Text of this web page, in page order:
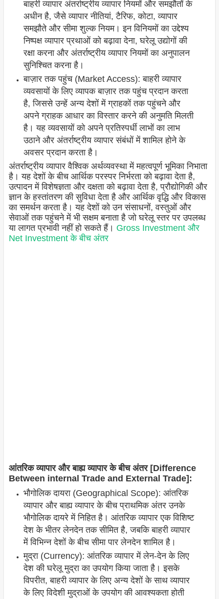
बाहरी व्यापार अंतर्राष्ट्रीय व्यापार नियमों और समझौतों के
अधीन है, जैसे व्यापार नीतियां, टैरिफ, कोटा, व्यापार
समझौते और सीमा शुल्क नियम। इन विनियमों का उद्देश्य
निष्पक्ष व्यापार प्रथाओं को बढ़ावा देना, घरेलू उद्योगों की
रक्षा करना और अंतर्राष्ट्रीय व्यापार नियमों का अनुपालन
सुनिश्चित करना है।
बाज़ार तक पहुंच (Market Access): बाहरी व्यापार
व्यवसायों के लिए व्यापक बाज़ार तक पहुंच प्रदान करता
है, जिससे उन्हें अन्य देशों में ग्राहकों तक पहुंचने और
अपने ग्राहक आधार का विस्तार करने की अनुमति मिलती
है। यह व्यवसायों को अपने प्रतिस्पर्धी लाभों का लाभ
उठाने और अंतर्राष्ट्रीय व्यापार संबंधों में शामिल होने के
अवसर प्रदान करता है।
अंतर्राष्ट्रीय व्यापार वैश्विक अर्थव्यवस्था में महत्वपूर्ण भूमिका निभाता
है। यह देशों के बीच आर्थिक परस्पर निर्भरता को बढ़ावा देता है,
उत्पादन में विशेषज्ञता और दक्षता को बढ़ावा देता है, प्रौद्योगिकी और
ज्ञान के हस्तांतरण की सुविधा देता है और आर्थिक वृद्धि और विकास
का समर्थन करता है। यह देशों को उन संसाधनों, वस्तुओं और
सेवाओं तक पहुंचने में भी सक्षम बनाता है जो घरेलू स्तर पर उपलब्ध
या लागत प्रभावी नहीं हो सकते हैं। Gross Investment और
Net Investment के बीच अंतर
आंतरिक व्यापार और बाह्य व्यापार के बीच अंतर [Difference
Between internal Trade and External Trade]:
भौगोलिक दायरा (Geographical Scope): आंतरिक
व्यापार और बाह्य व्यापार के बीच प्राथमिक अंतर उनके
भौगोलिक दायरे में निहित है। आंतरिक व्यापार एक विशिष्ट
देश के भीतर लेनदेन तक सीमित है, जबकि बाहरी व्यापार
में विभिन्न देशों के बीच सीमा पार लेनदेन शामिल है।
मुद्रा (Currency): आंतरिक व्यापार में लेन-देन के लिए
देश की घरेलू मुद्रा का उपयोग किया जाता है। इसके
विपरीत, बाहरी व्यापार के लिए अन्य देशों के साथ व्यापार
के लिए विदेशी मुद्राओं के उपयोग की आवश्यकता होती